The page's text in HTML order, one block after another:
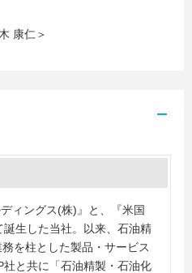
康仁＞
ィングス(株)』と、『米国
生した当社。以来、石油精
を柱とした製品・サービス
と共に「石油精製・石油化